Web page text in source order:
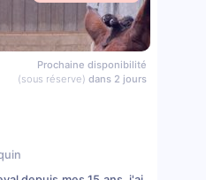
Prochaine disponibilité
(sous réserve) dans 2 jours